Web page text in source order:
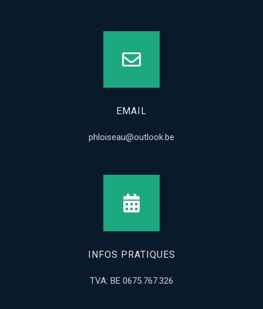
EMAIL
phloiseau@outlook.be
INFOS PRATIQUES
TVA: BE 0675.767.326